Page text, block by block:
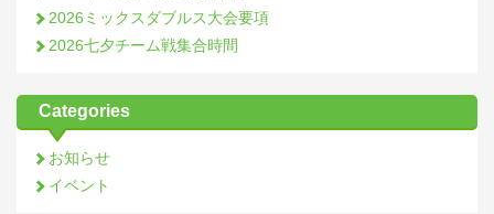
2026ミックスダブルス大会要項
2026七夕チーム戦集合時間
Categories
お知らせ
イベント